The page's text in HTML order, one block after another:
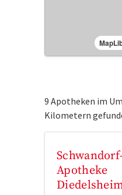
9 Apotheken im
Kilometern
Apotheke